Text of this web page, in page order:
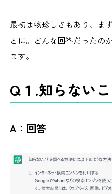
最初は物珍しさもあり、ま
とに。どんな回答だったの
ます。
Q１.知らない
A ： 回答